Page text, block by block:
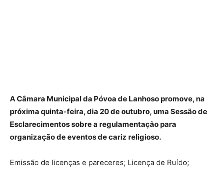
A Câmara Municipal da Póvoa de Lanhoso promove, na
próxima quinta-feira, dia 20 de outubro, uma Sessão de
Esclarecimentos sobre a regulamentação para
organização de eventos de cariz religioso.
Emissão de licenças e pareceres; Licença de Ruído;